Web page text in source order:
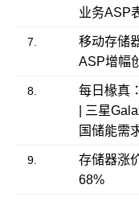
业务ASP
7.
移动存储
ASP增幅
8.
每日椽真
| 三星
国储能需
9.
存储器涨
68%